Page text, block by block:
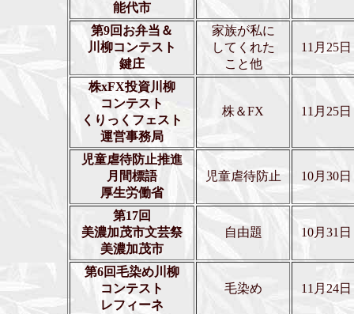
能代市
第9回お弁当＆
川柳コンテスト
鍵庄
家族が私に
してくれた
こと他
11月25日
株xFX投資川柳
コンテスト
くりっくフェスト
運営事務局
株＆FX 11月25日
児童虐待防止推進
月間標語
厚生労働省
児童虐待防止 10月30日
第17回
美濃加茂市文芸祭
美濃加茂市
自由題 10月31日
第6回毛染め川柳
コンテスト
レフィーネ
毛染め 11月24日